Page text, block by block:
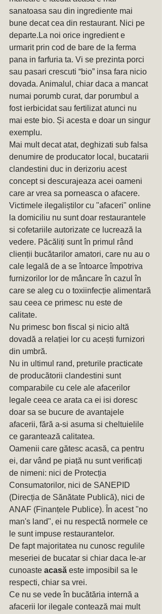
sanatoasa sau din ingrediente mai
bune decat cea din restaurant. Nici pe
departe.La noi orice ingredient e
urmarit prin cod de bare de la ferma
pana in farfuria ta. Vi se prezinta porci
sau pasari crescuti “bio” insa fara nicio
dovada. Animalul, chiar daca a mancat
numai porumb curat, dar porumbul a
fost ierbicidat sau fertilizat atunci nu
mai este bio. Și acesta e doar un singur
exemplu.
Mai mult decat atat, deghizati sub falsa
denumire de producator local, bucatarii
clandestini duc in derizoriu acest
concept si descurajeaza acei oameni
care ar vrea sa porneasca o afacere.
Victimele ilegaliștilor cu "afaceri" online
la domiciliu nu sunt doar restaurantele
si cofetariile autorizate ce lucrează la
vedere. Păcăliți sunt în primul rând
clienții bucătarilor amatori, care nu au o
cale legală de a se întoarce împotriva
furnizorilor lor de mâncare în cazul în
care se aleg cu o toxiinfecție alimentară
sau ceea ce primesc nu este de
calitate.
Nu primesc bon fiscal și nicio altă
dovadă a relației lor cu acești furnizori
din umbră.
Nu in ultimul rand, preturile practicate
de producătorii clandestini sunt
comparabile cu cele ale afacerilor
legale ceea ce arata ca ei isi doresc
doar sa se bucure de avantajele
afacerii, fără a-si asuma si cheltuielile
ce garantează calitatea.
Oamenii care gătesc acasă, ca pentru
ei, dar vând pe piață nu sunt verificați
de nimeni: nici de Protecția
Consumatorilor, nici de SANEPID
(Direcția de Sănătate Publică), nici de
ANAF (Finanțele Publice). În acest "no
man's land", ei nu respectă normele ce
le sunt impuse restaurantelor.
De fapt majoritatea nu cunosc regulile
meseriei de bucatar si chiar daca le-ar
cunoaste acasă este imposibil sa le
respecti, chiar sa vrei.
Ce nu se vede în bucătăria internă a
afacerii lor ilegale contează mai mult